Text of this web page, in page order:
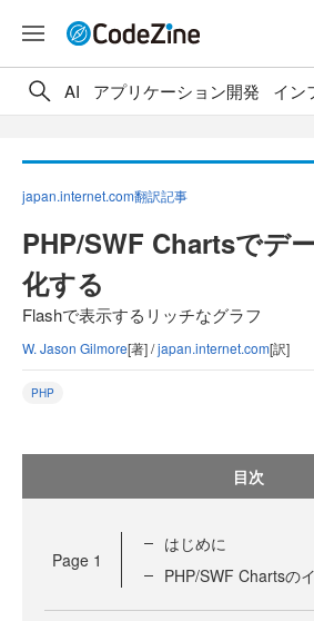
AI アプリケーション開発 イン
japan.internet.com翻訳記事
PHP/SWF Chartsでデ
化する
Flashで表示するリッチなグラフ
W. Jason Gilmore[著] /japan.internet.com[訳]
PHP
目次
Page 1
はじめに
PHP/SWF Chartsの